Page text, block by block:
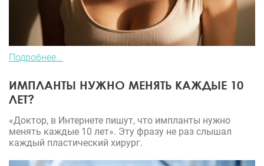
Подробнее...
ИМПЛАНТЫ НУЖНО МЕНЯТЬ КАЖДЫЕ 10
ЛЕТ?
«Доктор, в Интернете пишут, что импланты нужно
менять каждые 10 лет». Эту фразу не раз слышал
каждый пластический хирург.